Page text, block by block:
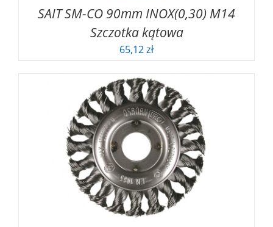
SAIT SM-CO 90mm INOX(0,30) M14
Szczotka kątowa
65,12zł